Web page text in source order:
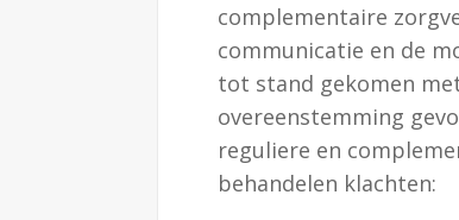
complementaire
communicatie en de
tot stand gekomen
overeenstemming
reguliere en
behandelen klachten: